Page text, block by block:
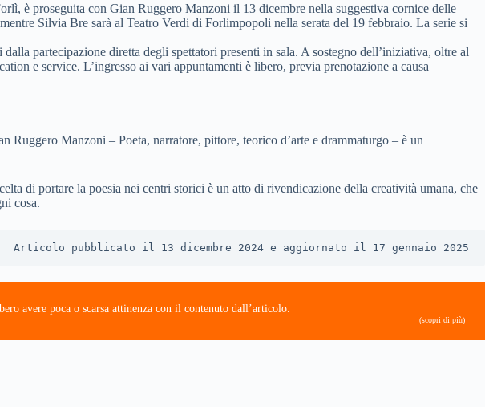
è proseguita con Gian Ruggero Manzoni il 13 dicembre nella suggestiva cornice delle
Silvia Bre sarà al Teatro Verdi di Forlimpopoli nella serata del 19 febbraio. La serie si
partecipazione diretta degli spettatori presenti in sala. A sostegno dell’iniziativa, oltre al
e service. L’ingresso ai vari appuntamenti è libero, previa prenotazione a causa
Ruggero Manzoni – Poeta, narratore, pittore, teorico d’arte e drammaturgo – è un
di portare la poesia nei centri storici è un atto di rivendicazione della creatività umana, che
cosa.
Articolo pubblicato il 13 dicembre 2024 e aggiornato il 17 gennaio 2025
avere poca o scarsa attinenza con il contenuto dall’articolo.
(scopri di più)